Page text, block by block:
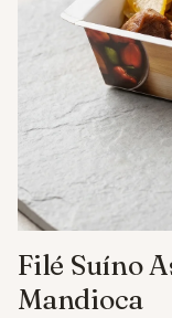
Filé Suíno
Mandioca